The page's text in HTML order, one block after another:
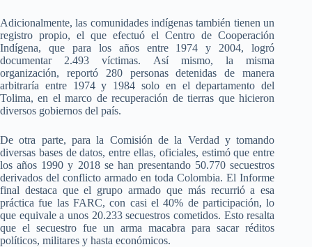
Adicionalmente, las comunidades indígenas también tienen un
registro propio, el que efectuó el Centro de Cooperación
Indígena, que para los años entre 1974 y 2004, logró
documentar 2.493 víctimas. Así mismo, la misma
organización, reportó 280 personas detenidas de manera
arbitraría entre 1974 y 1984 solo en el departamento del
Tolima, en el marco de recuperación de tierras que hicieron
diversos gobiernos del país.
De otra parte, para la Comisión de la Verdad y tomando
diversas bases de datos, entre ellas, oficiales, estimó que entre
los años 1990 y 2018 se han presentando 50.770 secuestros
derivados del conflicto armado en toda Colombia. El Informe
final destaca que el grupo armado que más recurrió a esa
práctica fue las FARC, con casi el 40% de participación, lo
que equivale a unos 20.233 secuestros cometidos. Esto resalta
que el secuestro fue un arma macabra para sacar réditos
políticos, militares y hasta económicos.